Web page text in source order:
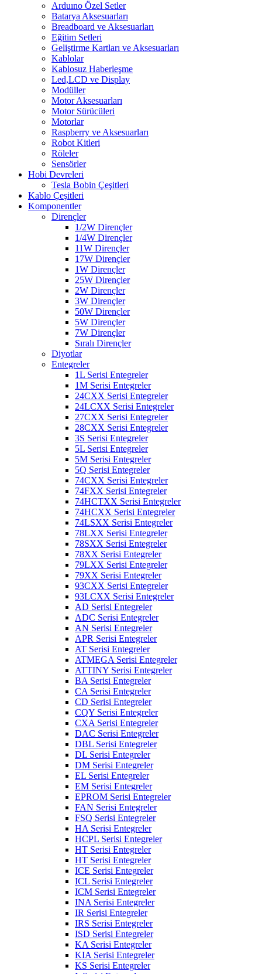
Arduıno Özel Setler
Batarya Aksesuarları
Breadboard ve Aksesuarları
Eğitim Setleri
Geliştirme Kartları ve Aksesuarları
Kablolar
Kablosuz Haberleşme
Led,LCD ve Display
Modüller
Motor Aksesuarları
Motor Sürücüleri
Motorlar
Raspberry ve Aksesuarları
Robot Kitleri
Röleler
Sensörler
Hobi Devreleri
Tesla Bobin Çeşitleri
Kablo Çeşitleri
Komponentler
Dirençler
1/2W Dirençler
1/4W Dirençler
11W Dirençler
17W Dirençler
1W Dirençler
25W Dirençler
2W Dirençler
3W Dirençler
50W Dirençler
5W Dirençler
7W Dirençler
Sıralı Dirençler
Diyotlar
Entegreler
1L Serisi Entegreler
1M Serisi Entegreler
24CXX Serisi Entegreler
24LCXX Serisi Entegreler
27CXX Serisi Entegreler
28CXX Serisi Entegreler
3S Serisi Entegreler
5L Serisi Entegreler
5M Serisi Entegreler
5Q Serisi Entegreler
74CXX Serisi Entegreler
74FXX Serisi Entegreler
74HCTXX Serisi Entegreler
74HCXX Serisi Entegreler
74LSXX Serisi Entegreler
78LXX Serisi Entegreler
78SXX Serisi Entegreler
78XX Serisi Entegreler
79LXX Serisi Entegreler
79XX Serisi Entegreler
93CXX Serisi Entegreler
93LCXX Serisi Entegreler
AD Serisi Entegreler
ADC Serisi Entegreler
AN Serisi Entegreler
APR Serisi Entegreler
AT Serisi Entegreler
ATMEGA Serisi Entegreler
ATTINY Serisi Entegreler
BA Serisi Entegreler
CA Serisi Entegreler
CD Serisi Entegreler
CQY Serisi Entegreler
CXA Serisi Entegreler
DAC Serisi Entegreler
DBL Serisi Entegreler
DL Serisi Entegreler
DM Serisi Entegreler
EL Serisi Entegreler
EM Serisi Entegreler
EPROM Serisi Entegreler
FAN Serisi Entegreler
FSQ Serisi Entegreler
HA Serisi Entegreler
HCPL Serisi Entegreler
HT Serisi Entegreler
HT Serisi Entegreler
ICE Serisi Entegreler
ICL Serisi Entegreler
ICM Serisi Entegreler
INA Serisi Entegreler
IR Serisi Entegreler
IRS Serisi Entegreler
ISD Serisi Entegreler
KA Serisi Entegreler
KIA Serisi Entegreler
KS Serisi Entegreler